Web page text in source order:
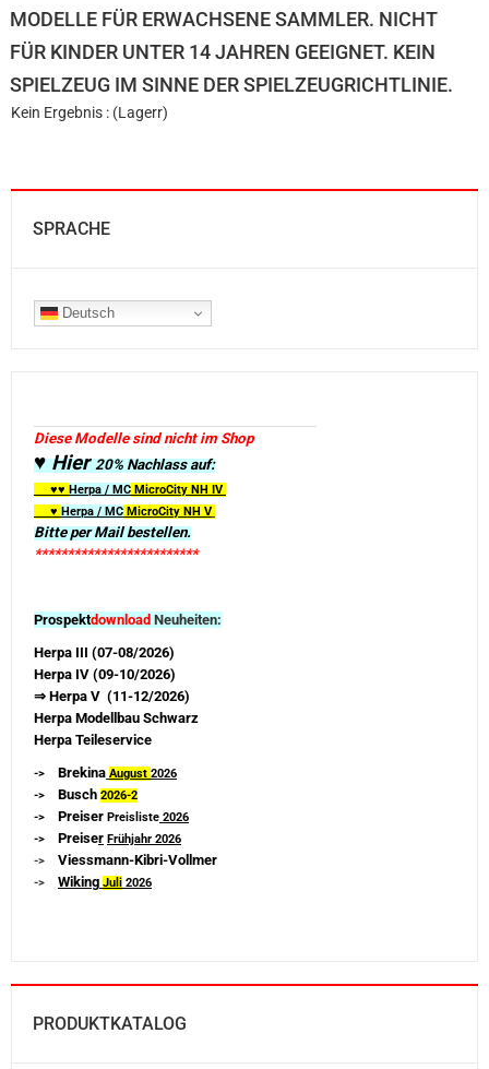
MODELLE FÜR ERWACHSENE SAMMLER. NICHT
FÜR KINDER UNTER 14 JAHREN GEEIGNET. KEIN
SPIELZEUG IM SINNE DER SPIELZEUGRICHTLINIE.
Kein Ergebnis : (Lagerr)
SPRACHE
Deutsch
Diese Modelle sind nicht im Shop
♥ Hier20% Nachlass auf:
♥♥ Herpa / MC MicroCity NH IV
♥ Herpa / MC MicroCity NH V
Bitte per Mail bestellen.
*************************
Prospektdownload Neuheiten:
Herpa III (07-08/2026)
Herpa IV (09-10/2026)
⇒ Herpa V (11-12/2026)
Herpa Modellbau Schwarz
Herpa Teileservice
-> Brekina August 2026
-> Busch 2026-2
-> Preiser Preisliste 2026
-> Preiser Frühjahr 2026
-> Viessmann-Kibri-Vollmer
-> Wiking Juli 2026
PRODUKTKATALOG